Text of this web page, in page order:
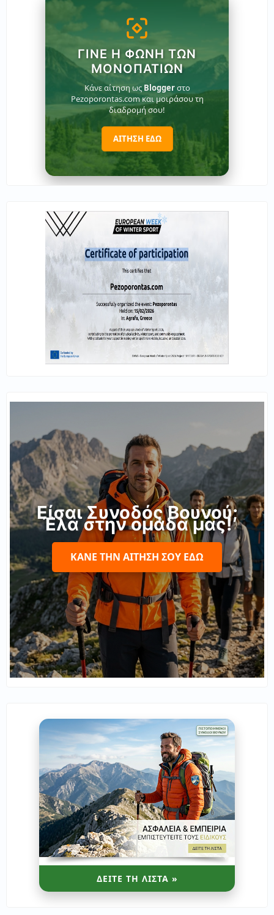
ΓΊΝΕ Η ΦΩΝΉ ΤΩΝ
ΜΟΝΟΠΑΤΙΏΝ
Κάνε αίτηση ως Bloggerστο
Pezoporontas.com και μοιράσου τη
διαδρομή σου!
ΑΙΤΗΣΗ ΕΔΩ
Είσαι Συνοδός Βουνού;
Έλα στην ομάδα μας!
ΚΆΝΕ ΤΗΝ ΑΊΤΗΣΉ ΣΟΥ ΕΔΏ
ΔΕΙΤΕ ΤΗ ΛΙΣΤΑ »